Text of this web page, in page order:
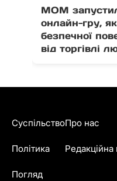
МОМ
онлайн-гру,
безпечної
від торгівлі
Суспільство
Політика
Погляд
Про нас
Редакційна